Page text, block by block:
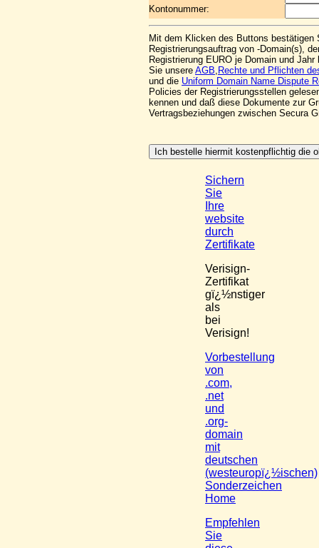
Kontonummer:
Mit dem Klicken des Buttons bestätigen
Registrierungsauftrag von -Domain(s),
Registrierung EURO je Domain und
Sie unsere AGB, Rechte und Pflichten
und die Uniform Domain Name Dispute
Policies der Registrierungsstellen
kennen und daß diese Dokumente zur
Vertragsbeziehungen zwischen Secura
Sichern
Sie
Ihre
website
durch
Zertifikate
Verisign-
Zertifikat
gï¿½nstiger
als
bei
Verisign!
Vorbestellung
von
.com,
.net
und
.org-
domain
mit
deutschen
(westeuropï¿½ischen)
Sonderzeichen
Home
Empfehlen
Sie